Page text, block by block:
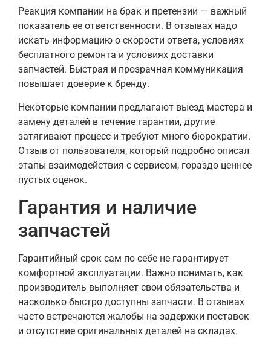
Реакция компании на брак и претензии — важный
показатель ее ответственности. В отзывах надо
искать информацию о скорости ответа, условиях
бесплатного ремонта и условиях доставки
запчастей. Быстрая и прозрачная коммуникация
повышает доверие к бренду.
Некоторые компании предлагают выезд мастера и
замену деталей в течение гарантии, другие
затягивают процесс и требуют много бюрократии.
Отзыв от пользователя, который подробно описал
этапы взаимодействия с сервисом, гораздо ценнее
пустых оценок.
Гарантия и наличие
запчастей
Гарантийный срок сам по себе не гарантирует
комфортной эксплуатации. Важно понимать, как
производитель выполняет свои обязательства и
насколько быстро доступны запчасти. В отзывах
часто встречаются жалобы на задержки поставок
и отсутствие оригинальных деталей на складах.